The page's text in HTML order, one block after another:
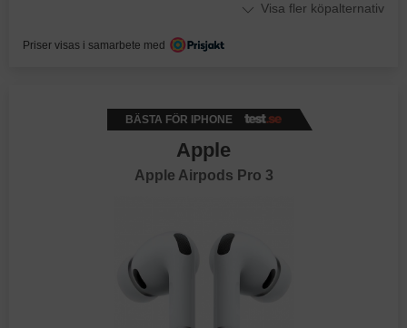
Visa fler köpalternativ
Priser visas i samarbete med
BÄSTA FÖR IPHONE
Apple
Apple Airpods Pro 3